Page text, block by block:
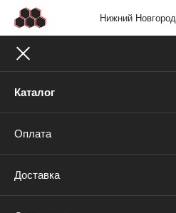
Нижний Новгород
Каталог
Оплата
Доставка